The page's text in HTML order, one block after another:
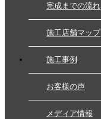
完成までの流れ
施工店舗マップ
施工事例
お客様の声
メディア情報